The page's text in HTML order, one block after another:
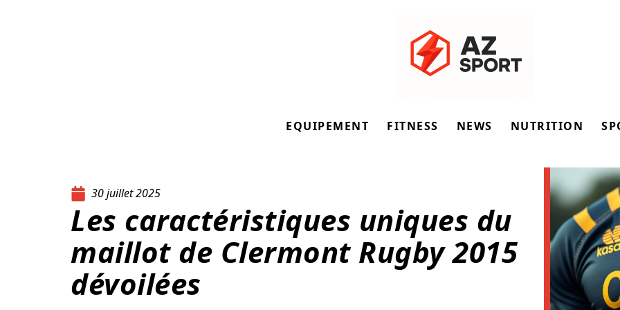
EQUIPEMENT FITNESS NEWS NUTRITION
30 juillet 2025
Les caractéristiques uniques du
maillot de Clermont Rugby 2015
dévoilées